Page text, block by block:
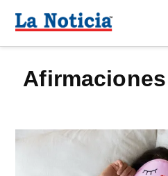
Para mantenerte informado
contenido
afirmaciones